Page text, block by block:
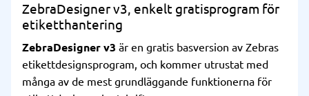
ZebraDesigner v3, enkelt gratisprogram för
etiketthantering
ZebraDesigner v3 är en gratis basversion av Zebras
etikettdesignsprogram, och kommer utrustat med
många av de mest grundläggande funktionerna för